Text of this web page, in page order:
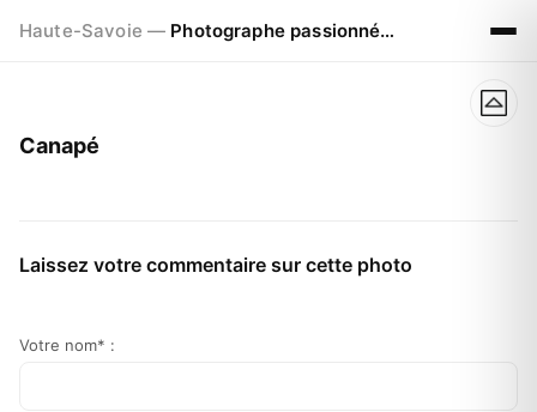
Haute-Savoie — Photographe passionné à Chamonix
Canapé
Laissez votre commentaire sur cette photo
Votre nom* :